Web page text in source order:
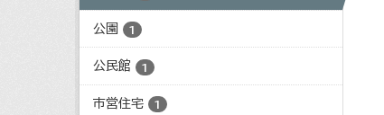
公園 1
公民館 1
市営住宅 1